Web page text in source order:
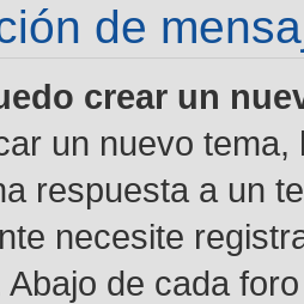
de
crear un
un nuevo
respuesta a un
necesite
Abajo de cada